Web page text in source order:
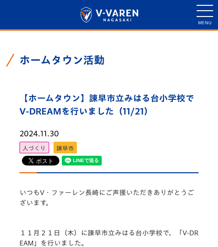
ホームタウン活動
【ホームタウン】諫早市立みはる台小学校で
V-DREAMを行いました（11/21）
2024.11.30
人づくり 諫早市
いつもV・ファーレン長崎にご声援いただきありがとうご
ざいます。
１１月２１日（木）に諫早市立みはる台小学校で、
「V-DR
EAM」
を行いました。